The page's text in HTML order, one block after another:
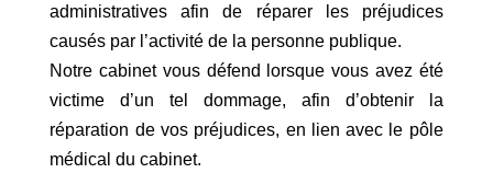
administratives afin de réparer les préjudices
causés par l’activité de la personne publique.
Notre cabinet vous défend lorsque vous avez été
victime d’un tel dommage, afin d’obtenir la
réparation de vos préjudices, en lien avec le pôle
médical du cabinet.